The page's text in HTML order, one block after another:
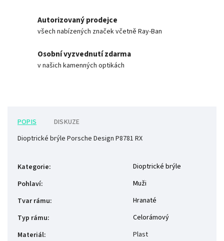
Autorizovaný prodejce
všech nabízených značek včetně Ray-Ban
Osobní vyzvednutí zdarma
v našich kamenných optikách
POPIS
DISKUZE
Dioptrické brýle Porsche Design P8781 RX
Kategorie:
Dioptrické brýle
Pohlaví:
Muži
Tvar rámu:
Hranaté
Typ rámu:
Celorámový
Materiál:
Plast